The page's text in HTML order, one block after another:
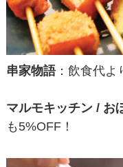
串家物語：飲食代よ
マルモキッチン / お
も5%OFF！